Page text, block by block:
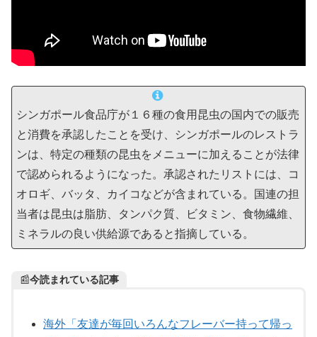
シンガポール食品庁が１６種の食用昆虫の国内での販売
と消費を承認したことを受け、シンガポールのレストラ
ンは、特定の種類の昆虫をメニューに加えることが法律
で認められるようになった。承認されたリストには、コ
オロギ、バッタ、カイコなどが含まれている。国連の担
当者は昆虫は脂肪、タンパク質、ビタミン、食物繊維、
ミネラルの良い供給源であると指摘している。
📰今読まれている記事
海外「友達が毎回いろんなフレーバー持って帰っ